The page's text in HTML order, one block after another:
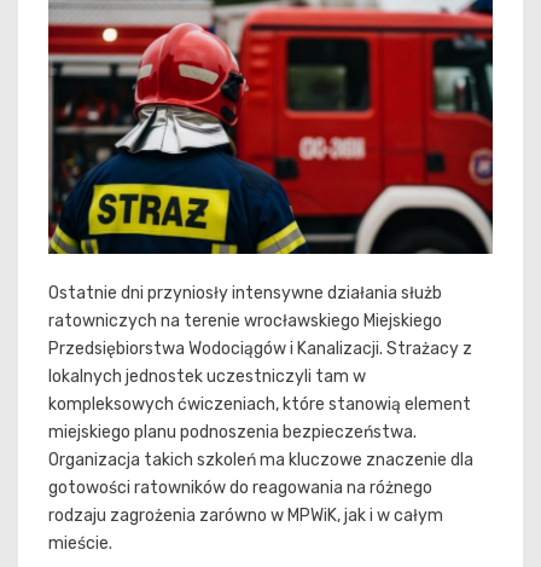
Ostatnie dni przyniosły intensywne działania służb
ratowniczych na terenie wrocławskiego Miejskiego
Przedsiębiorstwa Wodociągów i Kanalizacji. Strażacy z
lokalnych jednostek uczestniczyli tam w
kompleksowych ćwiczeniach, które stanowią element
miejskiego planu podnoszenia bezpieczeństwa.
Organizacja takich szkoleń ma kluczowe znaczenie dla
gotowości ratowników do reagowania na różnego
rodzaju zagrożenia zarówno w MPWiK, jak i w całym
mieście.